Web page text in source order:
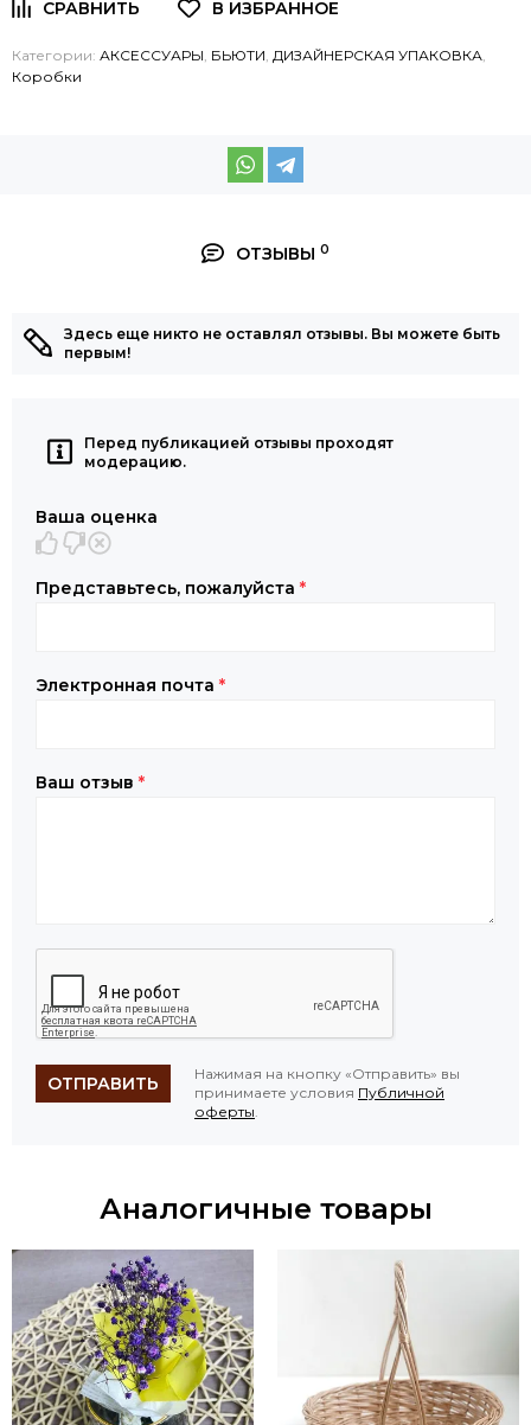
Категории: АКСЕССУАРЫ БЬЮТИ ДИЗАЙНЕРСКАЯ УПАКОВКА
Коробки
ОТЗЫВЫ 0
Здесь еще никто не оставлял отзывы. Вы можете быть
первым!
Перед публикацией отзывы проходят
модерацию.
Ваша оценка
Представьтесь, пожалуйста *
Электронная почта *
Ваш отзыв *
ОТПРАВИТЬ
Нажимая на кнопку «Отправить» вы
принимаете условия Публичной
оферты
Аналогичные товары